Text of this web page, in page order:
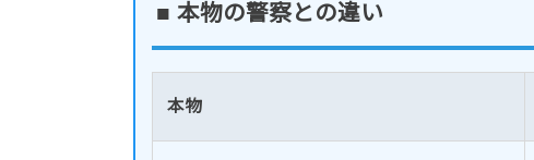
■ 本物の警察との違い
本物